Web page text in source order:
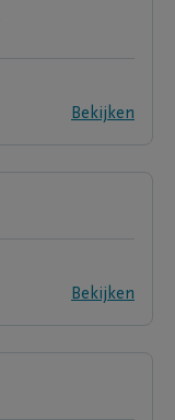
Bekijken
Bekijken